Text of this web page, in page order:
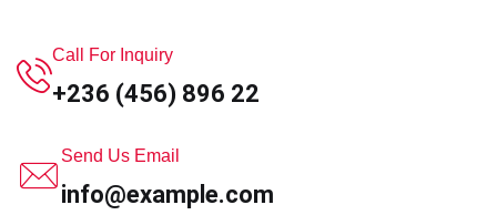
Call For Inquiry
+236 (456) 896 22
Send Us Email
info@example.com